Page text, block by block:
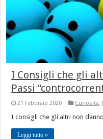
I Consigli che gli
Passi
21 Febbraio 2020 Curiosità,
I consigli che gli altri non
Leggi tutto »